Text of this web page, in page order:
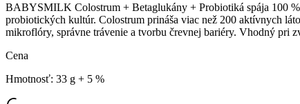
BABYSMILK Colostrum + Betaglukány + Probiotiká spája 100
probiotických kultúr. Colostrum prináša viac než 200 aktívnych
mikroflóry, správne trávenie a tvorbu črevnej bariéry. Vhodný pri
Cena
Hmotnosť: 33 g + 5 %